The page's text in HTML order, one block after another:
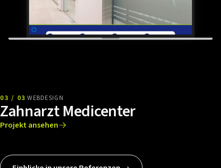
03 / 03 WEBDESIGN
Zahnarzt Medicenter
Projekt ansehen